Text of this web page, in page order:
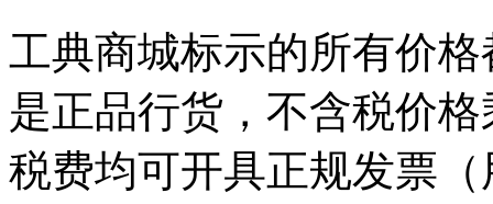
工典商城标示的所有价
是正品行货，不含税价
税费均可开具正规发票